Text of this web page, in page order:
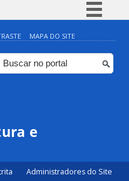
Simplifique!
Comunica BR
Participe
MAPA DO SITE
e
Administradores do Site